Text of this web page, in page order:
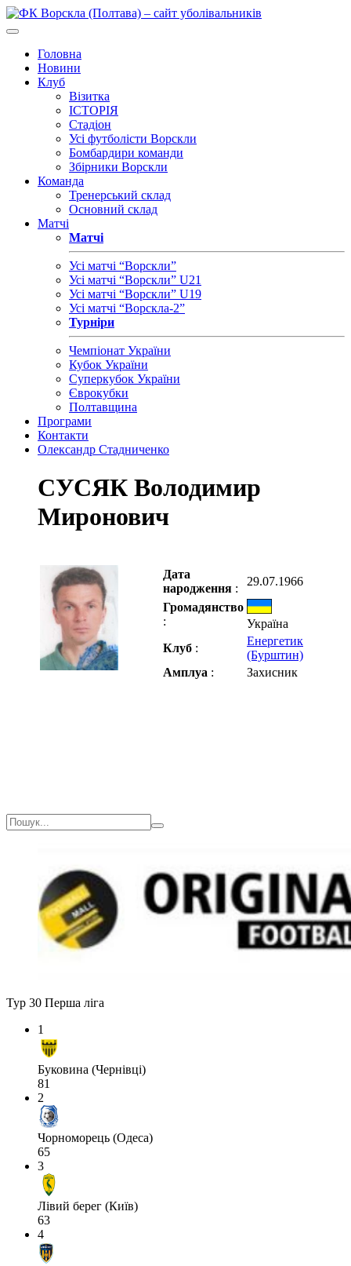
Головна
Новини
Клуб
Візитка
ІСТОРІЯ
Стадіон
Усі футболісти Ворскли
Бомбардири команди
Збірники Ворскли
Команда
Тренерський склад
Основний склад
Матчі
Матчі
Усі матчі “Ворскли”
Усі матчі “Ворскли” U21
Усі матчі “Ворскли” U19
Усі матчі “Ворскла-2”
Турніри
Чемпіонат України
Кубок України
Суперкубок України
Єврокубки
Полтавщина
Програми
Контакти
Олександр Стадниченко
СУСЯК Володимир
Миронович
Дата
народження :
29.07.1966
Громадянство
:
Україна
Клуб :
Енергетик
(Бурштин)
Амплуа : Захисник
Тур 30 Перша ліга
1
Буковина (Чернівці)
81
2
Чорноморець (Одеса)
65
3
Лівий берег (Київ)
63
4